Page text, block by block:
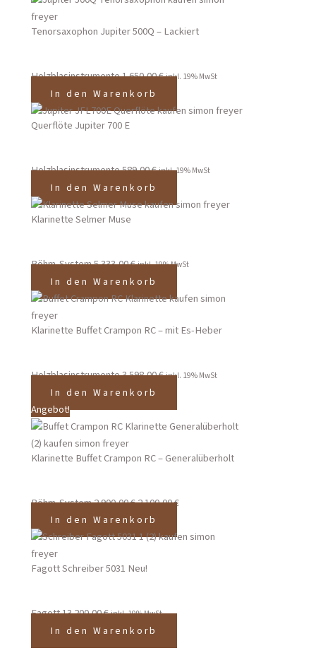
Tenorsaxophon Jupiter 500Q – Lackiert
Holzblasinstrumente1.650,00€inkl. 19% MwSt
In den Warenkorb
Querflöte Jupiter 700 E
Holzblasinstrumente589,00€inkl. 19% MwSt
In den Warenkorb
Klarinette Selmer Muse
Böhm-System5.333,00€inkl. 19% MwSt
In den Warenkorb
Klarinette Buffet Crampon RC – mit Es-Heber
Holzblasinstrumente3.598,00€inkl. 19% MwSt
In den Warenkorb
Angebot!
Klarinette Buffet Crampon RC – Generalüberholt
Böhm-System2.900,00€2.100,00€
In den Warenkorb
Fagott Schreiber 5031 Neu!
Fagott13.200,00€inkl. 19% MwSt
In den Warenkorb